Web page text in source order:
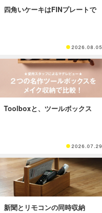
四角いケーキはFINプレートで
2026.08.05
Toolboxと、ツールボックス
2026.07.29
新聞とリモコンの同時収納